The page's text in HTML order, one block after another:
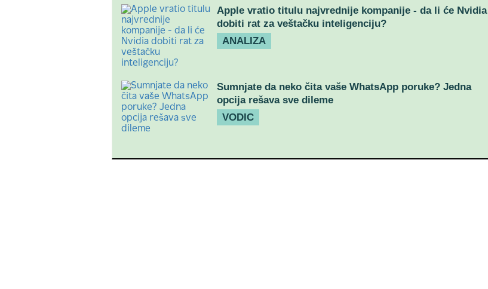
Apple vratio titulu najvrednije kompanije - da li će Nvidia
dobiti rat za veštačku inteligenciju?
ANALIZA
Sumnjate da neko čita vaše WhatsApp poruke? Jedna
opcija rešava sve dileme
VODIC